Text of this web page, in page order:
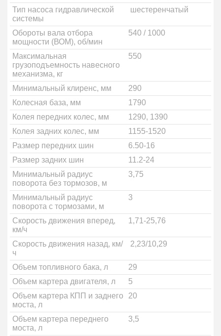
Тип насоса гидравлической
системы
шестеренчатый
Обороты вала отбора
мощности (ВОМ), об/мин
540 / 1000
Максимальная
грузоподъемность навесного
механизма, кг
550
Минимальный клиренс, мм
290
Колесная база, мм
1790
Колея передних колес, мм
1290, 1390
Колея задних колес, мм
1155-1520
Размер передних шин
6.50-16
Размер задних шин
11.2-24
Минимальный радиус
поворота без тормозов, м
3,75
Минимальный радиус
поворота с тормозами, м
3
Скорость движения вперед,
км/ч
1,71-25,76
Скорость движения назад, км/
ч
2,23/10,29
Объем топливного бака, л
29
Объем картера двигателя, л
5
Объем картера КПП и заднего
моста, л
20
Объем картера переднего
моста, л
3,5